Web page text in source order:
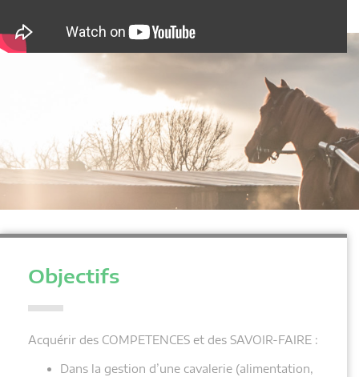
Objectifs
Acquérir des COMPETENCES et des SAVOIR-FAIRE :
Dans la gestion d’une cavalerie (alimentation,